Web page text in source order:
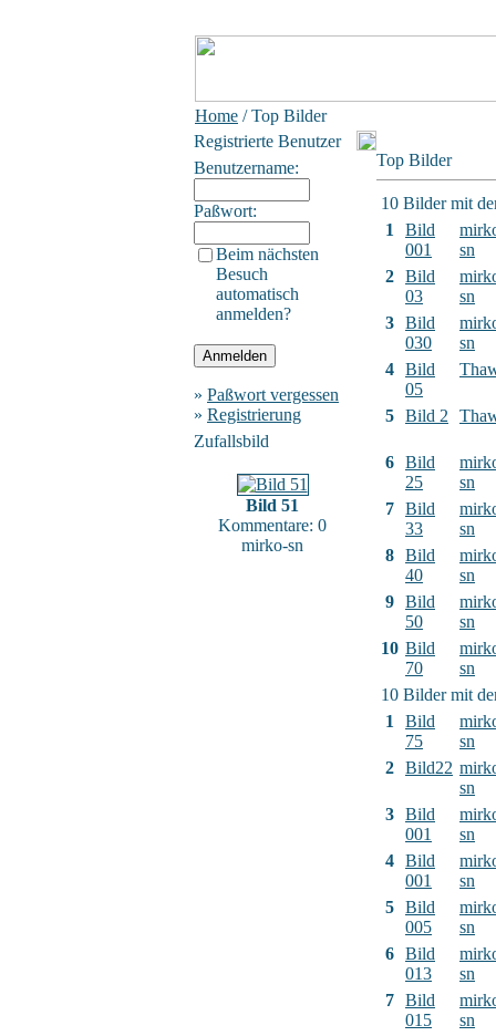
Home / Top Bilder
Registrierte Benutzer
Benutzername:
Paßwort:
Beim nächsten
Besuch
automatisch
anmelden?
» Paßwort vergessen
» Registrierung
Zufallsbild
Bild 51
Kommentare: 0
mirko-sn
Top Bilder
10 Bilder mit
1
Bild
001
sn
2 Bild
03
sn
3 Bild
030
sn
4 Bild
05
5 Bild 2
6 Bild
25
sn
7 Bild
33
sn
8 Bild
40
sn
9 Bild
50
sn
10 Bild
70
sn
10 Bilder mit
1
Bild
75
sn
2 Bild22
sn
3 Bild
001
sn
4 Bild
001
sn
5 Bild
005
sn
6 Bild
013
sn
7 Bild
015
sn